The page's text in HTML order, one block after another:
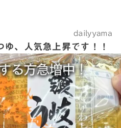
dailyyama
、人気急上昇です！！